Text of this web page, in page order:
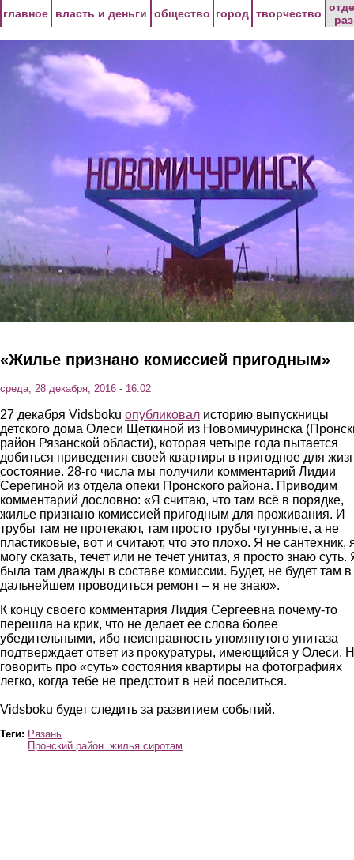
главное власть и деньги общество город творчество
«Жилье признано комиссией пригодным»
среда, 28 декабря, 2016 - 16:02
27 декабря Vidsboku опубликовал историю выпускницы
детского дома Олеси Щеткиной из Новомичуринска
район Рязанской области), которая четыре года пытается
добиться приведения своей квартиры в пригодное для
состояние. 28-го числа мы получили комментарий Лидии
Серегиной из отдела опеки Пронского района. Приводим
комментарий дословно: «Я считаю, что там всё в порядке,
жилье признано комиссией пригодным для проживания. И
трубы там не протекают, там просто трубы чугунные, а не
пластиковые, вот и считают, что это плохо. Я не сантехник,
могу сказать, течет или не течет унитаз, я просто знаю суть.
была там дважды в составе комиссии. Будет, не будет там в
дальнейшем проводиться ремонт – я не знаю».
К концу своего комментария Лидия Сергеевна почему-то
перешла на крик, что не делает ее слова более
убедительными, ибо неисправность упомянутого унитаза
подтверждает ответ из прокуратуры, имеющийся у Олеси.
говорить про «суть» состояния квартиры на фотографиях
легко, когда тебе не предстоит в ней поселиться.
Vidsboku будет следить за развитием событий.
Теги: Рязань
Пронский район. жилья сиротам